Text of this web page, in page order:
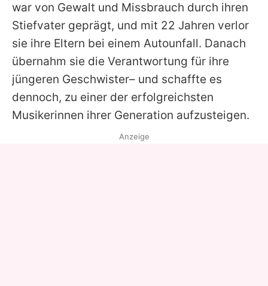
war von Gewalt und Missbrauch durch ihren
Stiefvater geprägt, und mit 22 Jahren verlor
sie ihre Eltern bei einem Autounfall. Danach
übernahm sie die Verantwortung für ihre
jüngeren Geschwister– und schaffte es
dennoch, zu einer der erfolgreichsten
Musikerinnen ihrer Generation aufzusteigen.
Anzeige